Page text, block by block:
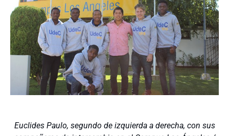
Euclides Paulo, segundo de izquierda a derecha, con sus